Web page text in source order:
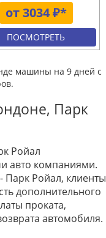
от 3034 ₽*
ПОСМОТРЕТЬ
машины на 9 дней с
Парк
Ройал
авто компаниями.
Парк Ройал, клиенты
дополнительного
проката,
автомобиля.